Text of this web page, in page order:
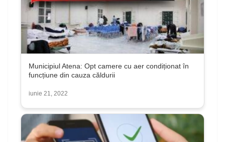
Municipiul Atena: Opt camere cu aer condiționat în
funcțiune din cauza căldurii
iunie 21, 2022